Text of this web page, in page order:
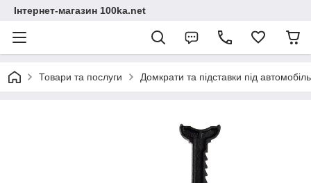
Інтернет-магазин 100ka.net
Товари та послуги Домкрати та підставки під автомобіль